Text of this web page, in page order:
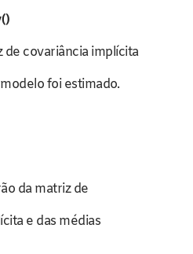
de covariância implícita
foi estimado.
da matriz de
e das médias